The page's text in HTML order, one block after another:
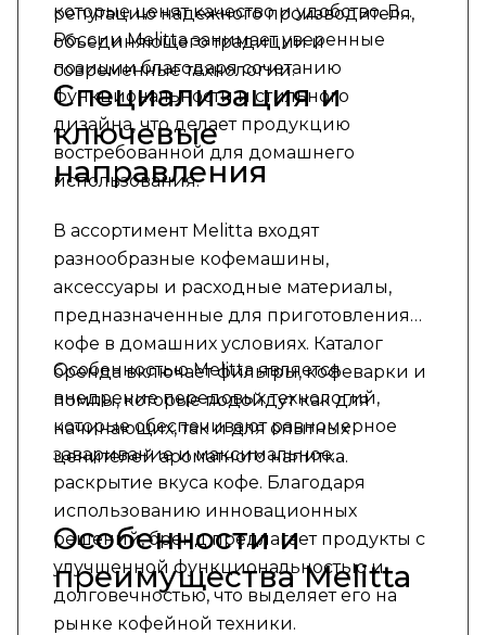
репутацию надежного производителя,
объединяющего традиции и
современные технологии.
которые ценят качество и удобство. В
России Melitta занимает уверенные
позиции благодаря сочетанию
функциональности и стильного
дизайна, что делает продукцию
востребованной для домашнего
использования.
Специализация и
ключевые
направления
В ассортимент Melitta входят
разнообразные кофемашины,
аксессуары и расходные материалы,
предназначенные для приготовления
кофе в домашних условиях. Каталог
бренда включает фильтры, кофеварки и
помпы, которые подойдут как для
начинающих, так и для опытных
ценителей ароматного напитка.
Особенностью Melitta является
внедрение передовых технологий,
которые обеспечивают равномерное
заваривание и максимальное
раскрытие вкуса кофе. Благодаря
использованию инновационных
решений, бренд предлагает продукты с
улучшенной функциональностью и
долговечностью, что выделяет его на
рынке кофейной техники.
Особенности и
преимущества Melitta